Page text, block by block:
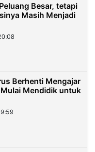
Besar, tetapi
Masih Menjadi
Berhenti Mengajar
Mendidik untuk